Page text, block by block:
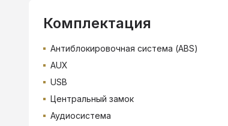
Комплектация
Антиблокировочная система (ABS)
AUX
USB
Центральный замок
Аудиосистема